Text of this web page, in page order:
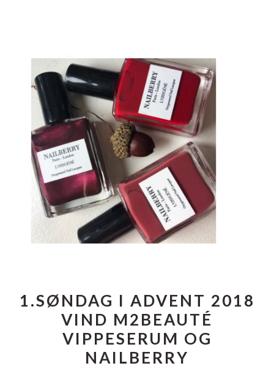
1.SØNDAG I ADVENT 2018
VIND M2BEAUTÉ
VIPPESERUM OG
NAILBERRY